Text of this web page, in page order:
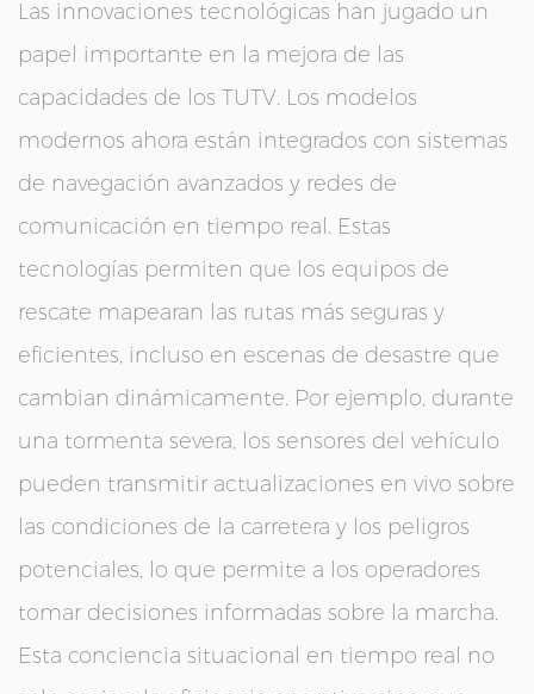
Las innovaciones tecnológicas han jugado un
papel importante en la mejora de las
capacidades de los TUTV. Los modelos
modernos ahora están integrados con sistemas
de navegación avanzados y redes de
comunicación en tiempo real. Estas
tecnologías permiten que los equipos de
rescate mapearan las rutas más seguras y
eficientes, incluso en escenas de desastre que
cambian dinámicamente. Por ejemplo, durante
una tormenta severa, los sensores del vehículo
pueden transmitir actualizaciones en vivo sobre
las condiciones de la carretera y los peligros
potenciales, lo que permite a los operadores
tomar decisiones informadas sobre la marcha.
Esta conciencia situacional en tiempo real no